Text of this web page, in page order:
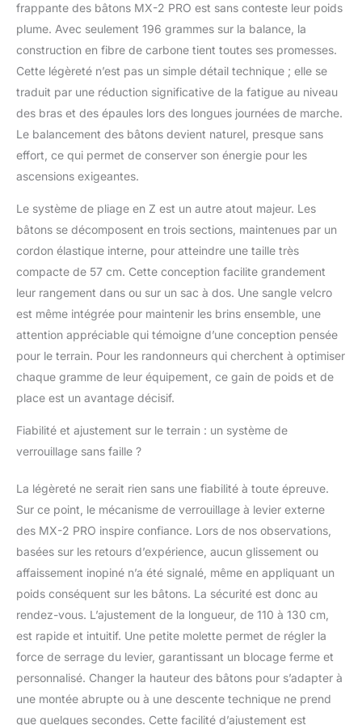
d'évacuation de
l'humidité pour une
utilisation longue durée
Longueur réglable : le
système de verrouillage
rapide permet un
réglage facile de la
hauteur pour
correspondre à vos
besoins précis et aux
frappante des bâtons MX-2 PRO est sans conteste leur poids
plume. Avec seulement 196 grammes sur la balance, la
construction en fibre de carbone tient toutes ses promesses.
Cette légèreté n’est pas un simple détail technique ; elle se
traduit par une réduction significative de la fatigue au niveau
des bras et des épaules lors des longues journées de marche.
Le balancement des bâtons devient naturel, presque sans
effort, ce qui permet de conserver son énergie pour les
ascensions exigeantes.
Le système de pliage en Z est un autre atout majeur. Les
bâtons se décomposent en trois sections, maintenues par un
cordon élastique interne, pour atteindre une taille très
compacte de 57 cm. Cette conception facilite grandement
leur rangement dans ou sur un sac à dos. Une sangle velcro
est même intégrée pour maintenir les brins ensemble, une
attention appréciable qui témoigne d’une conception pensée
pour le terrain. Pour les randonneurs qui cherchent à optimiser
chaque gramme de leur équipement, ce gain de poids et de
place est un avantage décisif.
Fiabilité et ajustement sur le terrain : un système de
verrouillage sans faille ?
La légèreté ne serait rien sans une fiabilité à toute épreuve.
Sur ce point, le mécanisme de verrouillage à levier externe
des MX-2 PRO inspire confiance. Lors de nos observations,
basées sur les retours d’expérience, aucun glissement ou
affaissement inopiné n’a été signalé, même en appliquant un
poids conséquent sur les bâtons. La sécurité est donc au
rendez-vous. L’ajustement de la longueur, de 110 à 130 cm,
est rapide et intuitif. Une petite molette permet de régler la
force de serrage du levier, garantissant un blocage ferme et
personnalisé. Changer la hauteur des bâtons pour s’adapter à
une montée abrupte ou à une descente technique ne prend
que quelques secondes. Cette facilité d’ajustement est